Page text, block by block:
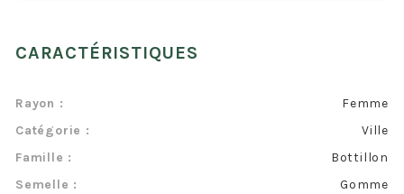
CARACTÉRISTIQUES
Rayon :
Femme
Catégorie :
Ville
Famille :
Bottillon
Semelle :
Gomme